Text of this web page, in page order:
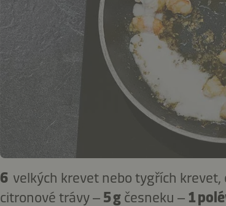
6 velkých krevet nebo tygřích
citronové trávy – 5 g česneku – 1